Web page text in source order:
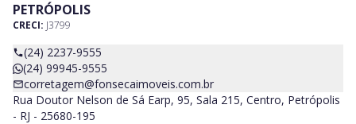
PETRÓPOLIS
CRECI: J3799
(24) 2237-9555
(24) 99945-9555
corretagem@fonsecaimoveis.com.br
Rua Doutor Nelson de Sá Earp, 95, Sala 215, Centro, Petrópolis
- RJ - 25680-195